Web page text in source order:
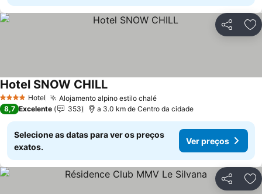
Partilhar
4 EstrelasHotel Alojamento alpino estilo chalé
Hotel SNOW CHILL
8,7 Excelente 353 a 3.0 km de Centro da cidade
Selecione as datas para ver os preços
exatos.
Ver preços
Partilhar